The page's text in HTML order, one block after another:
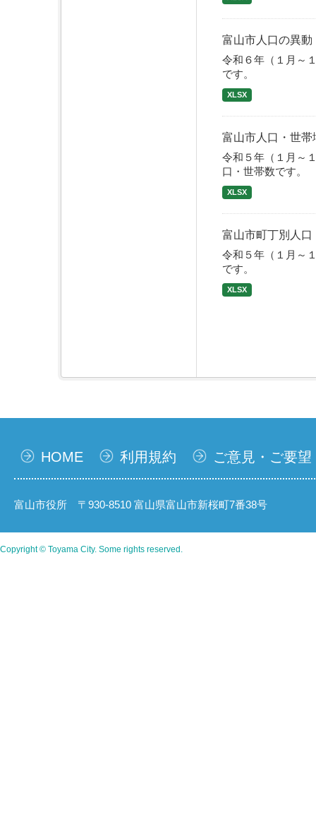
富山市人口の異動
令和６年（１月～
です。
XLSX
富山市人口・世
令和５年（１月～
口・世帯数です。
XLSX
富山市町丁別人
令和５年（１月～
です。
XLSX
HOME 利用規約 ご意見・ご要望
富山市役所 〒930-8510 富山県富山市新桜町7番38号
Copyright © Toyama City. Some rights reserved.